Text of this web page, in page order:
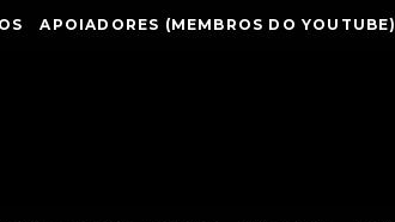
APOIADORES (MEMBROS DO YOUTUBE)